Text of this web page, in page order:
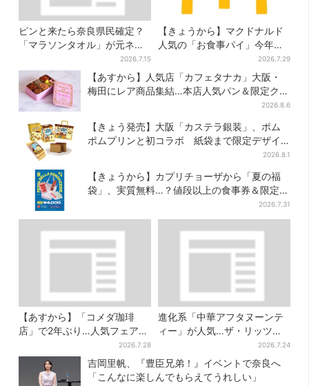
ピンと来たら奈良県民確定？
「マラソンタオル」が元ネタ
の汗取りインナー、販売数5万
枚突破
2026.7.15
【きょうから】マクドナルド
人気の「お食事パイ」今年も
登場、熱々とろ～り夏限定メ
ニュー
2026.7.29
【あすから】人気店「カフェタナカ」大阪・
梅田にレア商品集結…本店人気パン＆限定クッ
2026.8.6
【きょう発売】大阪「カステラ銀装」、ポム
ポムプリンと初コラボ 紙袋まで限定デザイ
2026.8.1
【きょうから】カプリチョーザから「夏の福
袋」、実質無料…？値段以上の食事券＆限定ア
2026.7.31
【あすから】「コメダ珈琲
店」で2年ぶり…人気フェアが
復活！“ハワイ旅行が当た
る”キャンペーンも
2026.7.28
進化系「中華アフタヌーンテ
ィー」が人気…ザ・リッツ・
カールトン大阪でも、8月末ま
で開催
2026.7.24
吉岡里帆、『豊臣兄弟！』イベントで奈良へ
「こんなに楽しんでもらえてうれしい」